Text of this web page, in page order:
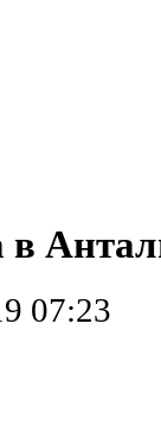
в
07:23